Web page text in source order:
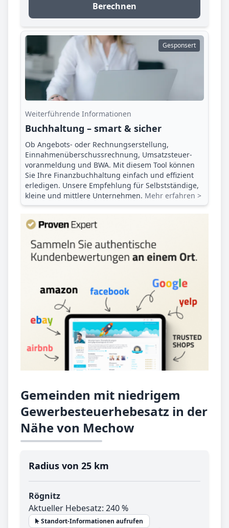
Berechnen
Gesponsert
Weiterführende Informationen
Buchhaltung – smart & sicher
Ob Angebots- oder Rechnungserstellung,
Einnahmenüberschuss­rechnung, Umsatzsteuer­
voranmeldung und BWA. Mit diesem Tool können
Sie Ihre Finanz­buchhaltung einfach und effizient
erledigen. Unsere Empfehlung für Selbstständige,
kleine und mittlere Unternehmen. Mehr erfahren >
Gemeinden mit niedrigem
Gewerbesteuerhebesatz in der
Nähe von Mechow
Radius von 25 km
Rögnitz
Aktueller Hebesatz: 240 %
Standort-Informationen aufrufen